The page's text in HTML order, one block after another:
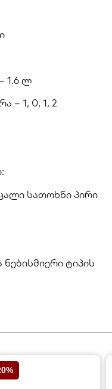
1.6 ლ
– 1, 0, 1, 2
სათოხნი პირი
ტიპის